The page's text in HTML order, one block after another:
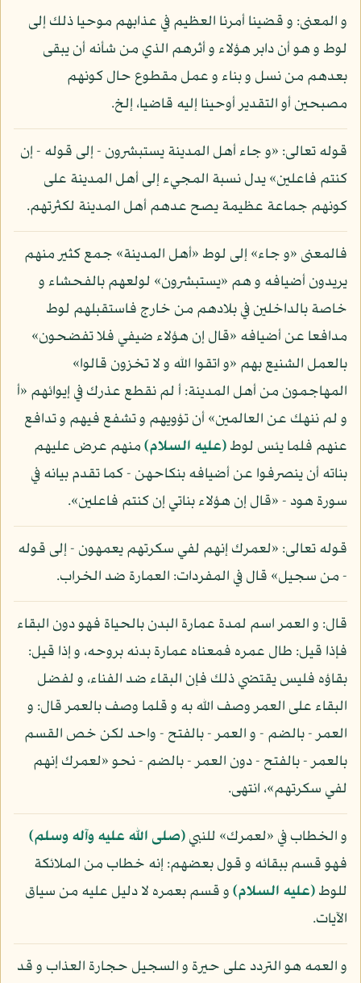
و المعنى: و قضينا أمرنا العظيم في عذابهم موحيا ذلك إلى
لوط و هو أن دابر هؤلاء و أثرهم الذي من شأنه أن يبقى
بعدهم من نسل و بناء و عمل مقطوع حال كونهم
مصبحين أو التقدير أوحينا إليه قاضيا، إلخ.
قوله تعالى: «و جاء أهل المدينة يستبشرون - إلى قوله - إن
كنتم فاعلين» يدل نسبة المجيء إلى أهل المدينة على
كونهم جماعة عظيمة يصح عدهم أهل المدينة لكثرتهم.
فالمعنى «و جاء» إلى لوط «أهل المدينة» جمع كثير منهم
يريدون أضيافه و هم «يستبشرون» لولعهم بالفحشاء و
خاصة بالداخلين في بلادهم من خارج فاستقبلهم لوط
مدافعا عن أضيافه «قال إن هؤلاء ضيفي فلا تفضحون»
بالعمل الشنيع بهم «و اتقوا الله و لا تخزون قالوا»
المهاجمون من أهل المدينة: أ لم نقطع عذرك في إيوائهم «أ
و لم ننهك عن العالمين» أن تؤويهم و تشفع فيهم و تدافع
عنهم فلما يئس لوط(عليه السلام)منهم عرض عليهم
بناته أن ينصرفوا عن أضيافه بنكاحهن - كما تقدم بيانه في
سورة هود - «قال إن هؤلاء بناتي إن كنتم فاعلين».
قوله تعالى: «لعمرك إنهم لفي سكرتهم يعمهون - إلى قوله
- من سجيل» قال في المفردات: العمارة ضد الخراب.
قال: و العمر اسم لمدة عمارة البدن بالحياة فهو دون البقاء
فإذا قيل: طال عمره فمعناه عمارة بدنه بروحه، و إذا قيل:
بقاؤه فليس يقتضي ذلك فإن البقاء ضد الفناء، و لفضل
البقاء على العمر وصف الله به و قلما وصف بالعمر قال: و
العمر - بالضم - و العمر - بالفتح - واحد لكن خص القسم
بالعمر - بالفتح - دون العمر - بالضم - نحو «لعمرك إنهم
لفي سكرتهم»، انتهى.
و الخطاب في «لعمرك» للنبي(صلى الله عليه وآله وسلم)
فهو قسم ببقائه و قول بعضهم: إنه خطاب من الملائكة
للوط(عليه السلام)و قسم بعمره لا دليل عليه من سياق
الآيات.
و العمه هو التردد على حيرة و السجيل حجارة العذاب و قد